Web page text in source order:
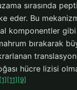
sırasında
eder. Bu
komponentler
bırakarak
hücre lizisi
[1] [11] [9]